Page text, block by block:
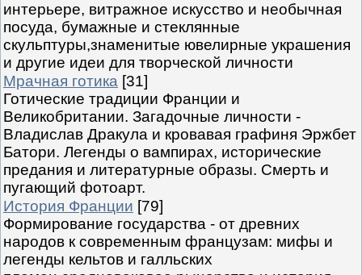
интерьере, витражное искусство и необычная
посуда, бумажные и стеклянные
скульптуры,знаменитые ювелирные украшения
и другие идеи для творческой личности
Мрачная готика [31]
Готические традиции Франции и
Великобритании. Загадочные личности -
Владислав Дракула и кровавая графиня Эржбет
Батори. Легенды о вампирах, исторические
предания и литературные образы. Смерть и
пугающий фотоарт.
История Франции [79]
Формирование государства - от древних
народов к современным французам: мифы и
легенды кельтов и галльских